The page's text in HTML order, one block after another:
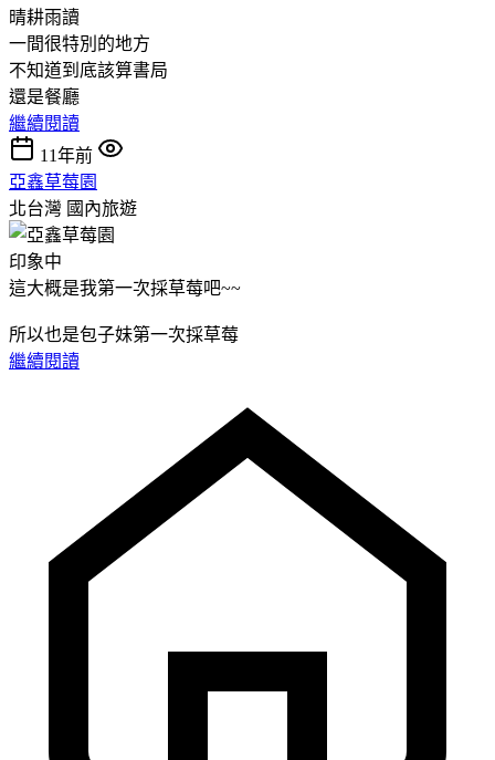
晴耕雨讀
一間很特別的地方
不知道到底該算書局
還是餐廳
繼續閱讀
11年前
亞鑫草莓園
北台灣 國內旅遊
印象中
這大概是我第一次採草莓吧~~
所以也是包子妹第一次採草莓
繼續閱讀